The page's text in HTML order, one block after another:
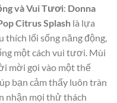
và Vui Tươi: Donna
Citrus Splashlà lựa
thích lối sống năng động,
một cách vui tươi. Mùi
mời gọi vào một thế
bạn cảm thấy luôn tràn
nhận mọi thử thách